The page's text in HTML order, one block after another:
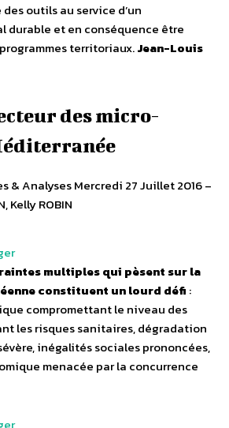
outils au service d’un
durable et en conséquence être
territoriaux.Jean-Louis
des micro-
& Analyses Mercredi 27 Juillet 2016 –
Kelly ROBIN
multiples qui pèsent sur la
constituent un lourd défi :
compromettant le niveau des
les risques sanitaires, dégradation
inégalités sociales prononcées,
menacée par la concurrence